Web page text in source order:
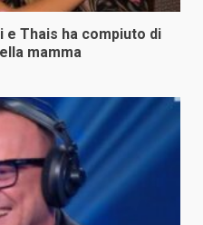
e Thais ha compiuto di
mamma